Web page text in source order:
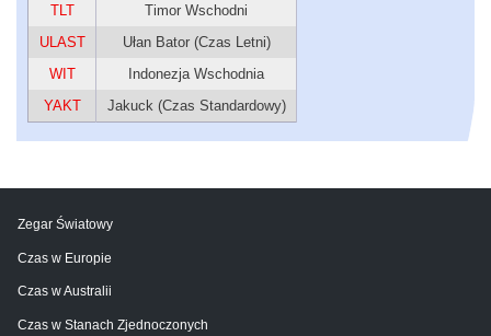
TLT
Timor Wschodni
ULAST
Ułan Bator (Czas Letni)
WIT
Indonezja Wschodnia
YAKT
Jakuck (Czas Standardowy)
Zegar Światowy
Czas w Europie
Czas w Australii
Czas w Stanach Zjednoczonych